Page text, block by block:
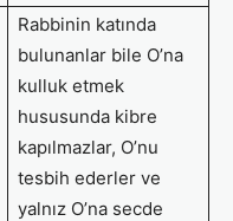
Rabbinin katında
bulunanlar bile O’na
kulluk etmek
hususunda kibre
kapılmazlar, O’nu
tesbih ederler ve
yalnız O’na secde